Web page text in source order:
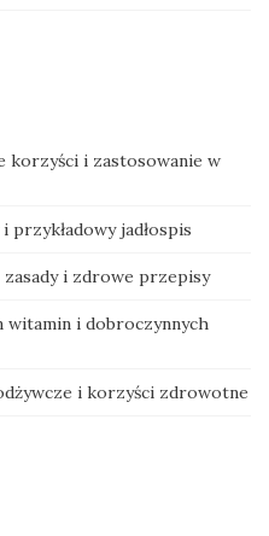
korzyści i zastosowanie w
przykładowy jadłospis
i zdrowe przepisy
witamin i dobroczynnych
i korzyści zdrowotne